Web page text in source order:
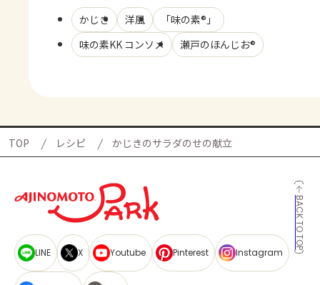
かじき 洋風
「味の素®」
味の素KK コンソメ
瀬戸のほんじお®
TOP レシピ かじきのサラダのせの献立
BACK TO TOP
LINE X Youtube Pinterest Instagram